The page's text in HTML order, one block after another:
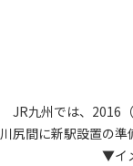
JR九州では、2016
川尻間に新駅設置の準
▼イメージ図 P